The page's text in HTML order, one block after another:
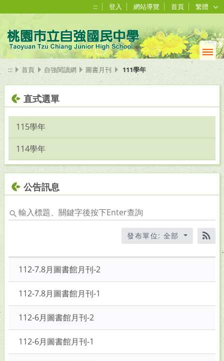
::: 登入 網站導覽 首頁 繁體
::: 首頁 自強閱讀網 圖書月刊 111學年
直式選單
115學年
114學年
公告訊息
輸
入
關
發布單位: 全部
RSS
112-7.8月圖書館月刊-2
112-7.8月圖書館月刊-1
112-6月圖書館月刊-2
112-6月圖書館月刊-1